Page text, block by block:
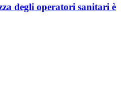
degli operatori sanitari è